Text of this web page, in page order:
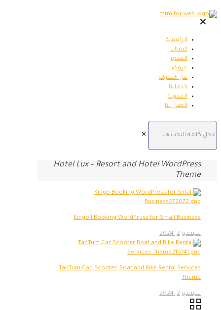
✕
الرئيسية
اعمالنا
المتجر
عروضنا
عن الشركة
خدماتنا
المدونة
اتصل بنا
✕
Hotel Lux – Resort and Hotel WordPress
Theme
Kingo | Booking WordPress for Small Business
سبتمبر 2, 2024
TanTum Car, Scooter, Boat and Bike Rental Services
Theme
سبتمبر 2, 2024